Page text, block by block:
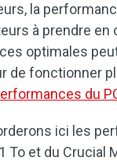
la
à prendre en
optimales
de fonctionner
du
ici les
To et du Crucial